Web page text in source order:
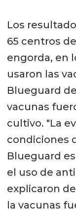
Los
65 centros
engorda, en
usaron las
Blueguard
vacunas
cultivo. "La
condiciones
Blueguard
el uso de
explicaron
la vacunas